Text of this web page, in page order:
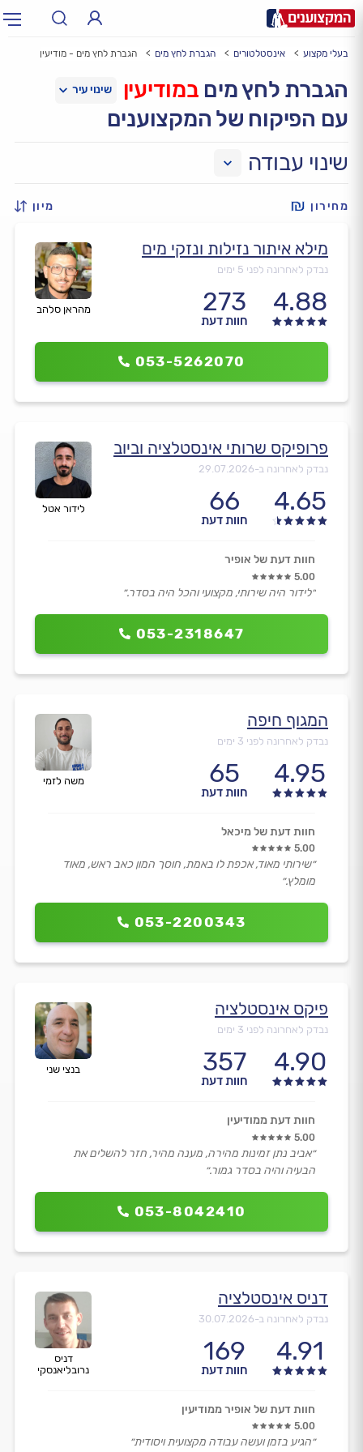
עירעיר: תל אביב, חיפה…
בעלי מקצוע אינסטלטורים הגברת לחץ מים הגברת לחץ מים - מודיעין
הגברת לחץ מים במודיעין
עם הפיקוח של המקצוענים
שינוי עבודה
מחירון מיון
מהראן סלהב
מילא איתור נזילות ונזקי מים
נבדק לאחרונה לפני 5 ימים
4.88
273
חוות דעת
053-5262070
לידור אטל
פרופיקס שרותי אינסטלציה וביוב
נבדק לאחרונה ב-29.07.2026
4.65
66
חוות דעת
053-2318647
חוות דעת של אופיר
5.00
״לידור היה שירותי, מקצועי והכל היה בסדר.״
משה לזמי
המגוף חיפה
נבדק לאחרונה לפני 3 ימים
4.95
65
חוות דעת
053-2200343
חוות דעת של מיכאל
5.00
״שירותי מאוד, אכפת לו באמת, חוסך המון כאב ראש, מאוד
מומלץ.״
בנצי שני
פיקס אינסטלציה
נבדק לאחרונה לפני 3 ימים
4.90
357
חוות דעת
053-8042410
חוות דעת ממודיעין
5.00
״אביב נתן זמינות מהירה, מענה מהיר, חזר להשלים את
הבעיה והיה בסדר גמור.״
דניס
נרובליאנסקי
דניס אינסטלציה
נבדק לאחרונה ב-30.07.2026
4.91
169
חוות דעת
חוות דעת של אופיר ממודיעין
5.00
״הגיע בזמן ועשה עבודה מקצועית ויסודית״